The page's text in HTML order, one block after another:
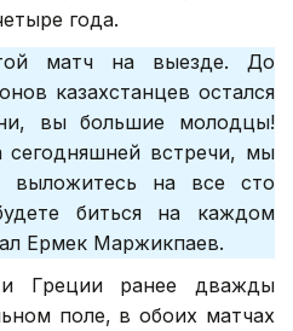
года.
матч на выезде. До
казахстанцев остался
вы большие молодцы!
сегодняшней встречи, мы
на все сто
биться на каждом
Ермек Маржикпаев.
и Греции ранее дважды
поле, в обоих матчах